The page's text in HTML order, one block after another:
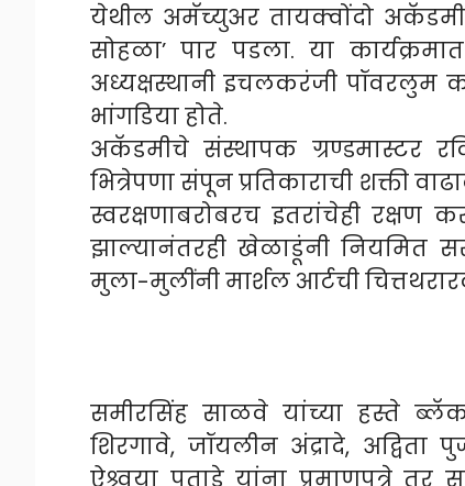
येथील अमॅच्युअर तायक्वोंदो
सोहळा’ पार पडला. या
अध्यक्षस्थानी इचलकरंजी पॉवरलुम
भांगडिया होते.
अकॅडमीचे संस्थापक ग्रण्डमास्टर
भित्रेपणा संपून प्रतिकाराची शक्ती
स्वरक्षणाबरोबरच इतरांचेही रक्षण
झाल्यानंतरही खेळाडूंनी नियमित
मुला-मुलींनी मार्शल आर्टची
समीरसिंह साळवे यांच्या हस्ते
शिरगावे, जॉयलीन अंद्रादे, अद्विता
ऐश्र्वया पताडे यांना प्रमाणपत्रे तर